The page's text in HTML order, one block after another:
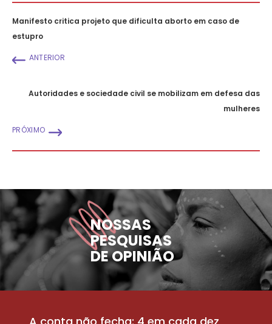
Manifesto critica projeto que dificulta aborto em caso de
estupro
ANTERIOR
Autoridades e sociedade civil se mobilizam em defesa das
mulheres
PRÓXIMO
NOSSAS
PESQUISAS
DE OPINIÃO
A conta não fecha: 4 em cada dez